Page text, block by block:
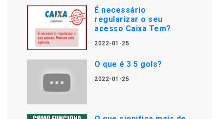
É necessário
regularizar o seu
acesso Caixa Tem?
2022-01-25
O que é 3 5 gols?
2022-01-25